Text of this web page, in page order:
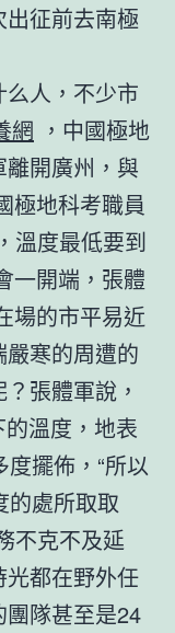
征前去南極
人，不少市
網 ，中國極地
開廣州，與
極地科考職員
溫度最低要到
一開端，張體
場的市平易近
寒的周遭的
張體軍說，
溫度，地表
擺佈，“所以
的處所取取
不克不及延
都在野外任
隊甚至是24